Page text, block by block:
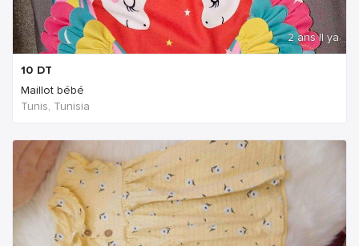
2 ans Il ya
10 DT
Maillot bébé
Tunis, Tunisia